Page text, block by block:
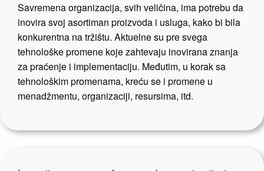
Savremena organizacija, svih veličina, ima potrebu da
inovira svoj asortiman proizvoda i usluga, kako bi bila
konkurentna na tržištu. Aktuelne su pre svega
tehnološke promene koje zahtevaju inovirana znanja
za praćenje i implementaciju. Međutim, u korak sa
tehnološkim promenama, kreću se i promene u
menadžmentu, organizaciji, resursima, itd.